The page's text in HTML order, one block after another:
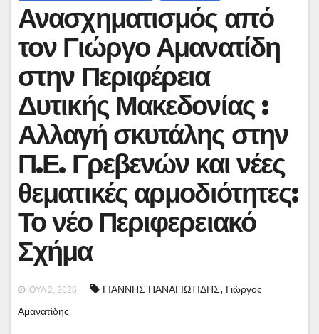
Ανασχηματισμός από
τον Γιώργο Αμανατίδη
στην Περιφέρεια
Δυτικής Μακεδονίας :
Αλλαγή σκυτάλης στην
Π.Ε. Γρεβενών και νέες
θεματικές αρμοδιότητες:
Το νέο Περιφερειακό
Σχήμα
ΙΟΎΛ 2, 2026 ΓΙΑΝΝΗΣ ΠΑΝΑΓΙΩΤΙΔΗΣ, Γιώργος
Αμανατίδης